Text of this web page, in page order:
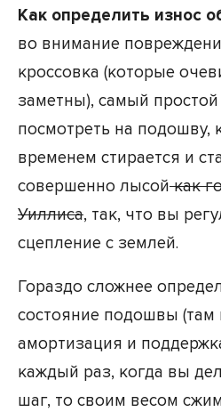
Как определить износ
во внимание
кроссовка (которые
заметны), самый
посмотреть на подошву,
временем стирается и
совершенно лысойкак
Уиллиса, так, что вы
сцепление с землей.
Гораздо сложнее
состояние подошвы (там
амортизация и
каждый раз, когда вы
шаг, то своим весом